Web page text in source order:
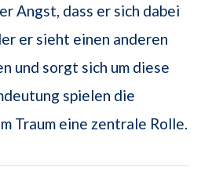
Angst, dass er sich dabei
er sieht einen anderen
und sorgt sich um diese
spielen die
Traum eine zentrale Rolle.